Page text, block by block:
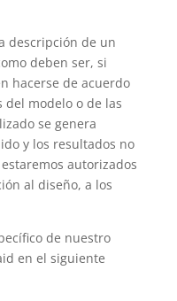
descripción de un
deben ser, si
hacerse de acuerdo
modelo o de las
se genera
y los resultados no
autorizados
al diseño, a los
de nuestro
en el siguiente